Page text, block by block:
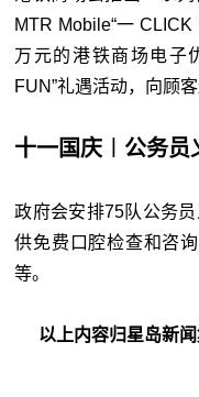
MTR Mobile“一
万元的港铁商场电子
FUN”礼遇活动，向顾
十一国庆︱公务员
政府会安排75队公务
供免费口腔检查和咨
等。
以上内容归星岛新